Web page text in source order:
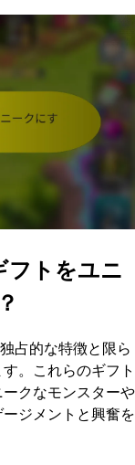
フトをユニ
占的な特徴と限ら
。これらのギフト
クなモンスターや
ジメントと興奮を